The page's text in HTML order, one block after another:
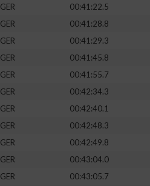
GER
00:41:22.5
GER
00:41:28.8
GER 00:41:29.3
GER
00:41:45.8
GER
00:41:55.7
GER
00:42:34.3
GER
00:42:40.1
GER 00:42:48.3
GER
00:42:49.8
GER
00:43:04.0
GER
00:43:05.7